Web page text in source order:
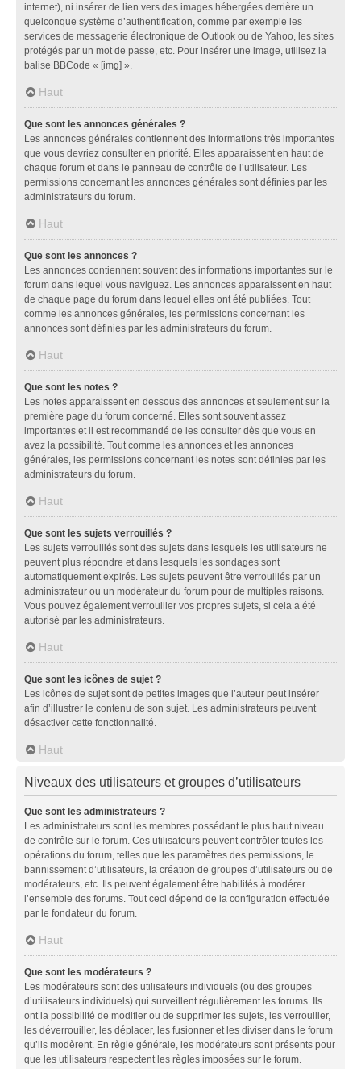
internet), ni insérer de lien vers des images hébergées derrière un
quelconque système d’authentification, comme par exemple les
services de messagerie électronique de Outlook ou de Yahoo, les sites
protégés par un mot de passe, etc. Pour insérer une image, utilisez la
balise BBCode « [img] ».
Haut
Que sont les annonces générales ?
Les annonces générales contiennent des informations très importantes
que vous devriez consulter en priorité. Elles apparaissent en haut de
chaque forum et dans le panneau de contrôle de l’utilisateur. Les
permissions concernant les annonces générales sont définies par les
administrateurs du forum.
Haut
Que sont les annonces ?
Les annonces contiennent souvent des informations importantes sur le
forum dans lequel vous naviguez. Les annonces apparaissent en haut
de chaque page du forum dans lequel elles ont été publiées. Tout
comme les annonces générales, les permissions concernant les
annonces sont définies par les administrateurs du forum.
Haut
Que sont les notes ?
Les notes apparaissent en dessous des annonces et seulement sur la
première page du forum concerné. Elles sont souvent assez
importantes et il est recommandé de les consulter dès que vous en
avez la possibilité. Tout comme les annonces et les annonces
générales, les permissions concernant les notes sont définies par les
administrateurs du forum.
Haut
Que sont les sujets verrouillés ?
Les sujets verrouillés sont des sujets dans lesquels les utilisateurs ne
peuvent plus répondre et dans lesquels les sondages sont
automatiquement expirés. Les sujets peuvent être verrouillés par un
administrateur ou un modérateur du forum pour de multiples raisons.
Vous pouvez également verrouiller vos propres sujets, si cela a été
autorisé par les administrateurs.
Haut
Que sont les icônes de sujet ?
Les icônes de sujet sont de petites images que l’auteur peut insérer
afin d’illustrer le contenu de son sujet. Les administrateurs peuvent
désactiver cette fonctionnalité.
Haut
Niveaux des utilisateurs et groupes d’utilisateurs
Que sont les administrateurs ?
Les administrateurs sont les membres possédant le plus haut niveau
de contrôle sur le forum. Ces utilisateurs peuvent contrôler toutes les
opérations du forum, telles que les paramètres des permissions, le
bannissement d’utilisateurs, la création de groupes d’utilisateurs ou de
modérateurs, etc. Ils peuvent également être habilités à modérer
l’ensemble des forums. Tout ceci dépend de la configuration effectuée
par le fondateur du forum.
Haut
Que sont les modérateurs ?
Les modérateurs sont des utilisateurs individuels (ou des groupes
d’utilisateurs individuels) qui surveillent régulièrement les forums. Ils
ont la possibilité de modifier ou de supprimer les sujets, les verrouiller,
les déverrouiller, les déplacer, les fusionner et les diviser dans le forum
qu’ils modèrent. En règle générale, les modérateurs sont présents pour
que les utilisateurs respectent les règles imposées sur le forum.